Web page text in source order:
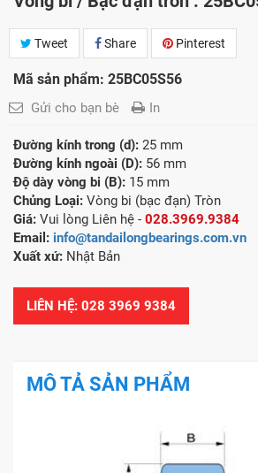
Tweet Share Pinterest
Mã sản phẩm: 25BC05S56
Gửi cho bạn bè In
Đường kính trong (d): 25 mm
Đường kính ngoài (D): 56 mm
Độ dày vòng bi (B): 15 mm
Chủng Loại: Vòng bi (bạc đạn) Tròn
Giá: Vui lòng Liên hệ - 028.3969.9384
Email: info@tandailongbearings.com.vn
Xuất xứ: Nhật Bản
LIÊN HỆ: 028 3969 9384
MÔ TẢ SẢN PHẨM